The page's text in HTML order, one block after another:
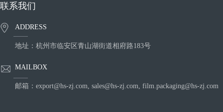
联系我们
ADDRESS
地址：杭州市临安区青山湖街道相府路183号
MAILBOX
邮箱： export@hs-zj.com, sales@hs-zj.com, film.packaging@hs-zj.com